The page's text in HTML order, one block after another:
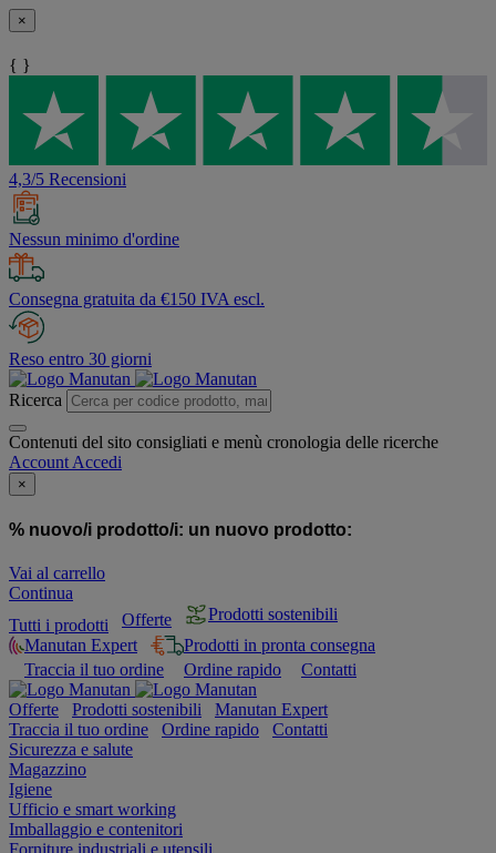
×
{ }
4,3/5 Recensioni
Nessun minimo d'ordine
Consegna gratuita da €150 IVA escl.
Reso entro 30 giorni
Ricerca
Contenuti del sito consigliati e menù cronologia delle ricerche
Account Accedi
×
% nuovo/i prodotto/i: un nuovo prodotto:
Vai al carrello
Continua
Tutti i prodotti
Offerte
Prodotti sostenibili
Manutan Expert
Prodotti in pronta consegna
Traccia il tuo ordine
Ordine rapido Contatti
Offerte Prodotti sostenibili
Manutan Expert
Traccia il tuo ordine
Ordine rapido
Contatti
Sicurezza e salute
Magazzino
Igiene
Ufficio e smart working
Imballaggio e contenitori
Forniture industriali e utensili